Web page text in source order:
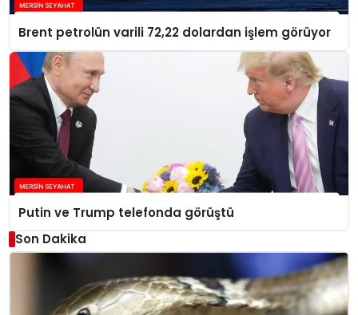
Brent petrolün varili 72,22 dolardan işlem görüyor
Putin ve Trump telefonda görüştü
Son Dakika